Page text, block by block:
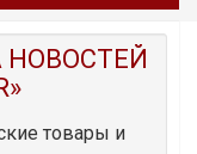
товары и